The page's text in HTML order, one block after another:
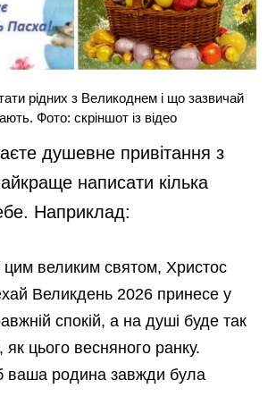
рідних з Великоднем і що зазвичай
Фото: скріншот із відео
душевне привітання з
написати кілька
Наприклад:
цим великим святом, Христос
Великдень 2026 принесе у
спокій, а на душі буде так
як цього весняного ранку.
родина завжди була